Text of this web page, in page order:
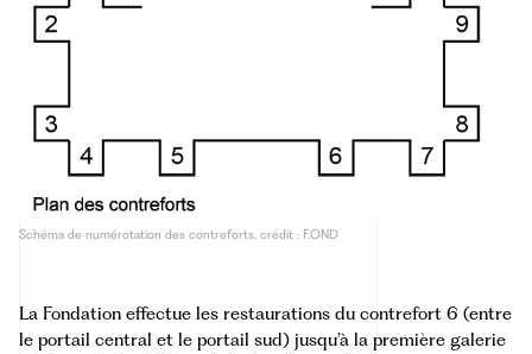
Schéma de numérotation des contreforts, crédit : F.OND
La Fondation effectue les restaurations du contrefort 6 (entre
le portail central et le portail sud) jusqu’à la première galerie